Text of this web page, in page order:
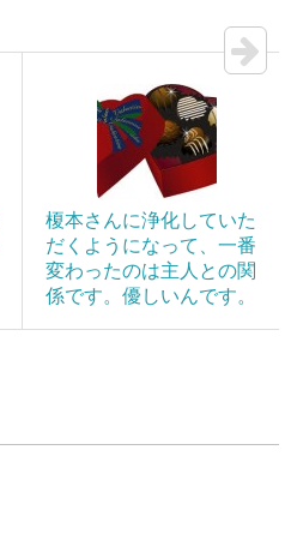
榎本さんに浄化していた
だくようになって、一番
変わったのは主人との関
係です。優しいんです。